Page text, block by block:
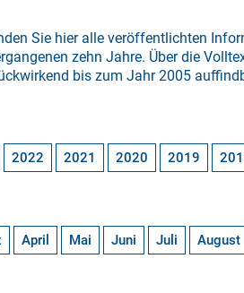
Sie hier alle veröffentlichten
zehn Jahre. Über die
bis zum Jahr 2005
2022 2021 2020 2019
April Mai Juni Juli August